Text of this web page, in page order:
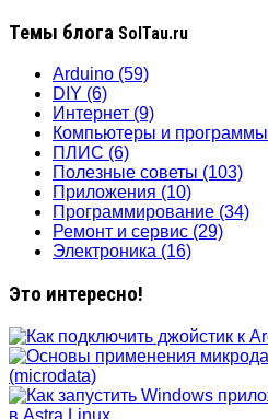
Темы блога SolTau.ru
Arduino (59)
DIY (6)
Интернет (9)
Компьютеры и программы
ПЛИС (6)
Полезные советы (103)
Приложения (10)
Программирование (34)
Ремонт и сервис (29)
Электроника (16)
Это интересно!